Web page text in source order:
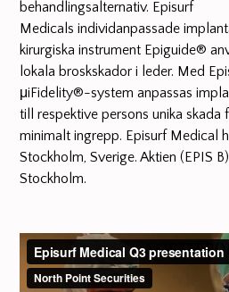
behandlingsalternativ. Episurf
Medicals individanpassade
kirurgiska instrument Epiguide®
lokala broskskador i leder. Med
μiFidelity®-system anpassas
till respektive persons unika
minimalt ingrepp. Episurf Medical
Stockholm, Sverige. Aktien (EPIS
Stockholm.